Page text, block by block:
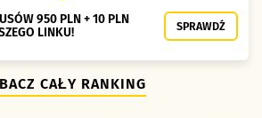
950 PLN + 10 PLN
LINKU!
SPRAWDŹ
CAŁY RANKING